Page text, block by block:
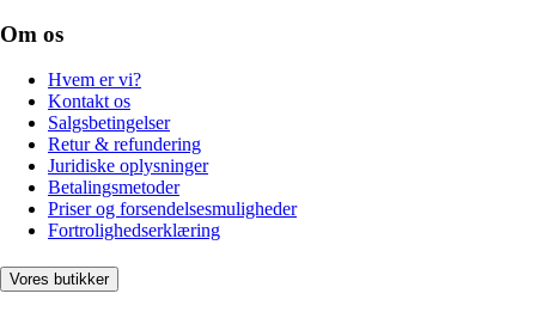
Om os
Hvem er vi?
Kontakt os
Salgsbetingelser
Retur & refundering
Juridiske oplysninger
Betalingsmetoder
Priser og forsendelsesmuligheder
Fortrolighedserklæring
Vores butikker